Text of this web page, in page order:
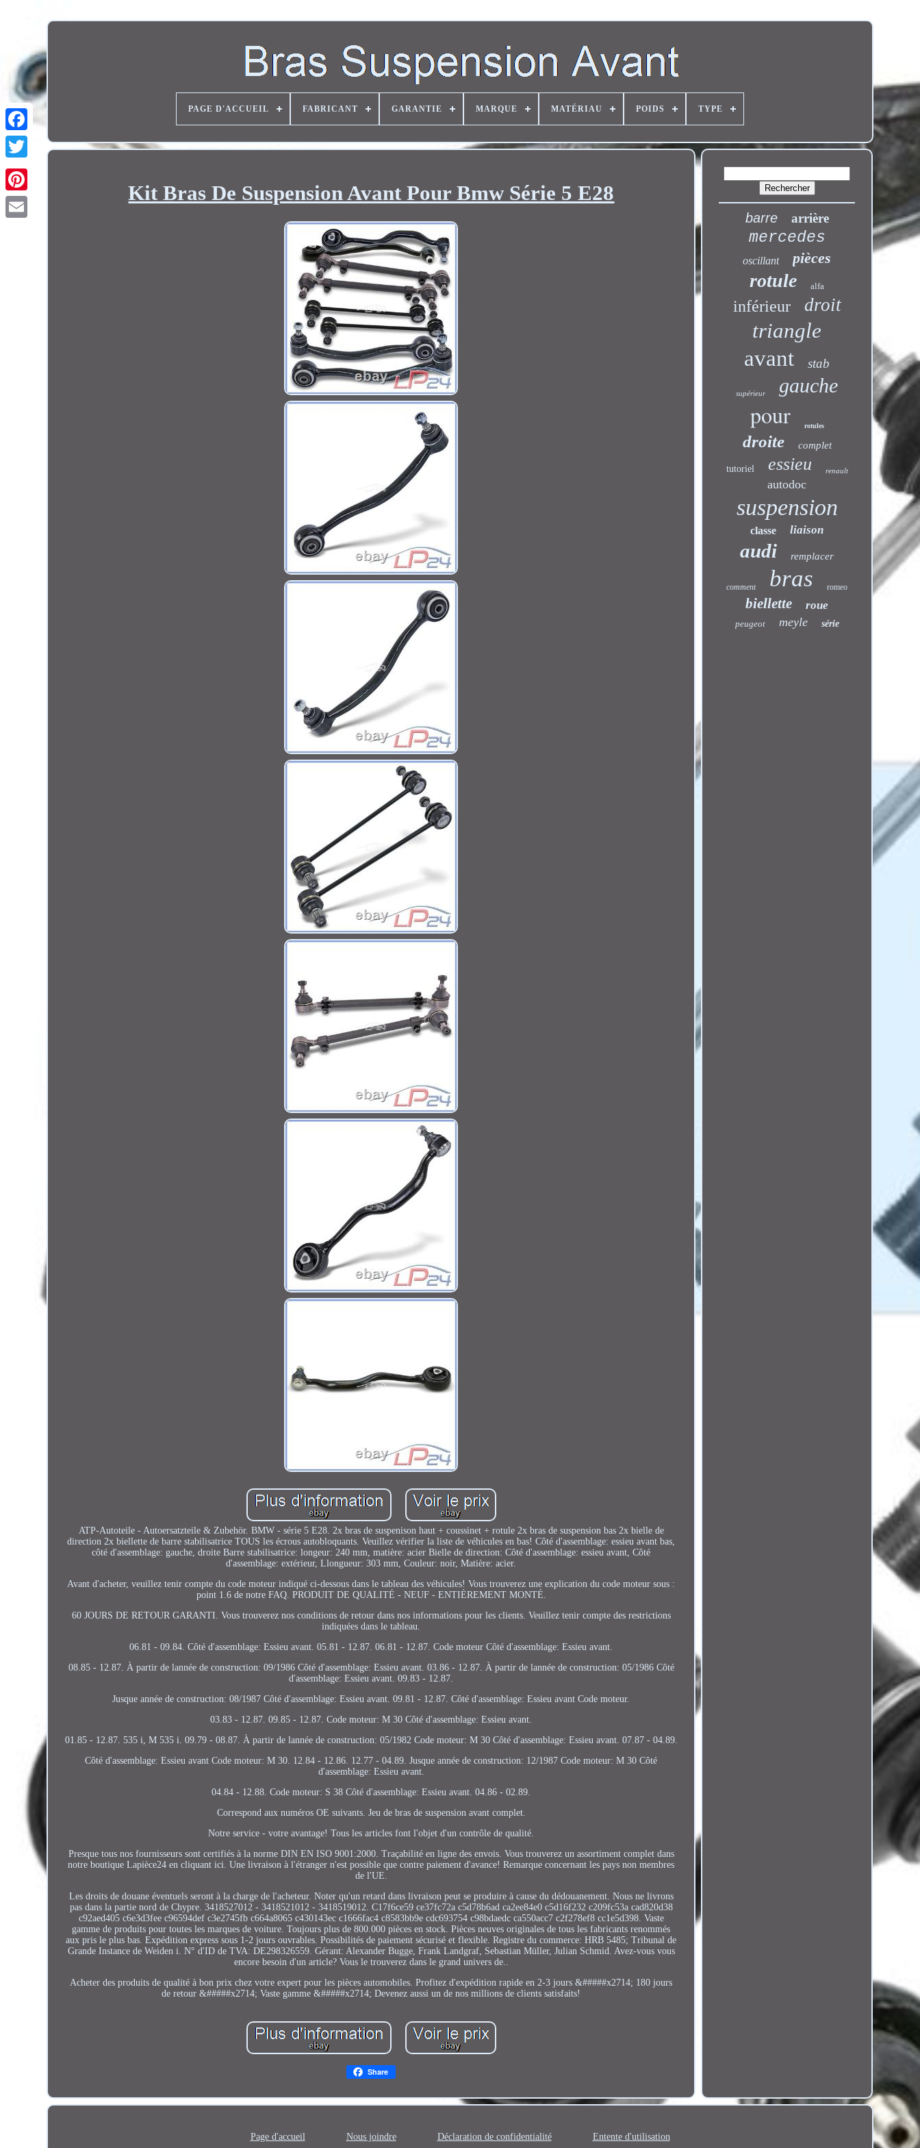
Twitter
PAGE D'ACCUEIL FABRICANT GARANTIE MARQUE MATÉRIAU POIDS TYPE
Kit Bras De Suspension Avant Pour Bmw Série 5 E28
ATP-Autoteile - Autoersatzteile & Zubehör. BMW - série 5 E28. 2x bras de suspenison haut + coussinet + rotule 2x bras de suspension bas 2x bielle de
direction 2x biellette de barre stabilisatrice TOUS les écrous autobloquants. Veuillez vérifier la liste de véhicules en bas! Côté d'assemblage: essieu avant bas,
côté d'assemblage: gauche, droite Barre stabilisatrice: longeur: 240 mm, matière: acier Bielle de direction: Côté d'assemblage: essieu avant, Côté
d'assemblage: extérieur, Llongueur: 303 mm, Couleur: noir, Matière: acier.
Avant d'acheter, veuillez tenir compte du code moteur indiqué ci-dessous dans le tableau des véhicules! Vous trouverez une explication du code moteur sous :
point 1.6 de notre FAQ. PRODUIT DE QUALITÉ - NEUF - ENTIÈREMENT MONTÉ.
60 JOURS DE RETOUR GARANTI. Vous trouverez nos conditions de retour dans nos informations pour les clients. Veuillez tenir compte des restrictions
indiquées dans le tableau.
06.81 - 09.84. Côté d'assemblage: Essieu avant. 05.81 - 12.87. 06.81 - 12.87. Code moteur Côté d'assemblage: Essieu avant.
08.85 - 12.87. À partir de lannée de construction: 09/1986 Côté d'assemblage: Essieu avant. 03.86 - 12.87. À partir de lannée de construction: 05/1986 Côté
d'assemblage: Essieu avant. 09.83 - 12.87.
Jusque année de construction: 08/1987 Côté d'assemblage: Essieu avant. 09.81 - 12.87. Côté d'assemblage: Essieu avant Code moteur.
03.83 - 12.87. 09.85 - 12.87. Code moteur: M 30 Côté d'assemblage: Essieu avant.
01.85 - 12.87. 535 i, M 535 i. 09.79 - 08.87. À partir de lannée de construction: 05/1982 Code moteur: M 30 Côté d'assemblage: Essieu avant. 07.87 - 04.89.
Côté d'assemblage: Essieu avant Code moteur: M 30. 12.84 - 12.86. 12.77 - 04.89. Jusque année de construction: 12/1987 Code moteur: M 30 Côté
d'assemblage: Essieu avant.
04.84 - 12.88. Code moteur: S 38 Côté d'assemblage: Essieu avant. 04.86 - 02.89.
Correspond aux numéros OE suivants. Jeu de bras de suspension avant complet.
Notre service - votre avantage! Tous les articles font l'objet d'un contrôle de qualité.
Presque tous nos fournisseurs sont certifiés à la norme DIN EN ISO 9001:2000. Traçabilité en ligne des envois. Vous trouverez un assortiment complet dans
notre boutique Lapièce24 en cliquant ici. Une livraison à l'étranger n'est possible que contre paiement d'avance! Remarque concernant les pays non membres
de l'UE.
Les droits de douane éventuels seront à la charge de l'acheteur. Noter qu'un retard dans livraison peut se produire à cause du dédouanement. Nous ne livrons
pas dans la partie nord de Chypre. 3418527012 - 3418521012 - 3418519012. C17f6ce59 ce37fc72a c5d78b6ad ca2ee84e0 c5d16f232 c209fc53a cad820d38
c92aed405 c6e3d3fee c96594def c3e2745fb c664a8065 c430143ec c1666fac4 c8583bb9e cdc693754 c98bdaedc ca550acc7 c2f278ef8 cc1e5d398. Vaste
gamme de produits pour toutes les marques de voiture. Toujours plus de 800.000 pièces en stock. Pièces neuves originales de tous les fabricants renommés
aux pris le plus bas. Expédition express sous 1-2 jours ouvrables. Possibilités de paiement sécurisé et flexible. Registre du commerce: HRB 5485; Tribunal de
Grande Instance de Weiden i. N° d'ID de TVA: DE298326559. Gérant: Alexander Bugge, Frank Landgraf, Sebastian Müller, Julian Schmid. Avez-vous vous
encore besoin d'un article? Vous le trouverez dans le grand univers de..
Acheter des produits de qualité à bon prix chez votre expert pour les pièces automobiles. Profitez d'expédition rapide en 2-3 jours &#####x2714; 180 jours
de retour &#####x2714; Vaste gamme &#####x2714; Devenez aussi un de nos millions de clients satisfaits!
Share
barre arrière
mercedes
oscillant pièces
rotule alfa
inférieur droit
triangle
avant stab
supérieur gauche
pour rotules
droite complet
tutoriel essieu renault
autodoc
suspension
classe liaison
audi remplacer
comment bras romeo
biellette roue
peugeot meyle série
Page d'accueil Nous joindre Déclaration de confidentialité Entente d'utilisation